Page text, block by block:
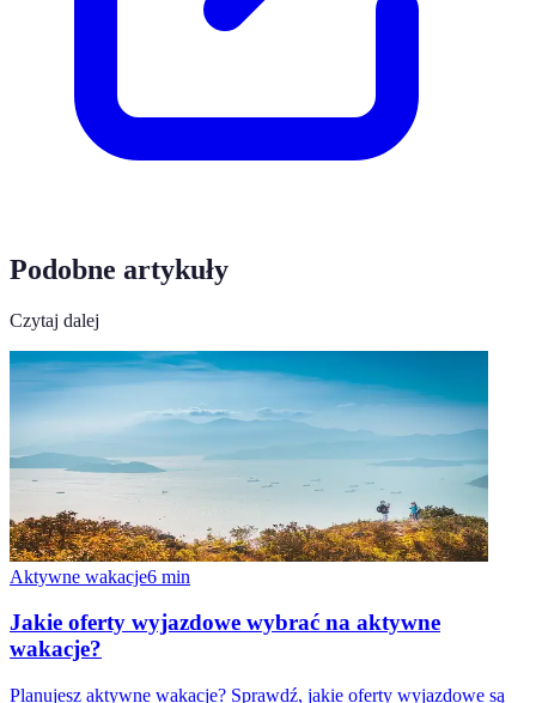
Podobne artykuły
Czytaj dalej
Aktywne wakacje6 min
Jakie oferty wyjazdowe wybrać na aktywne
wakacje?
Planujesz aktywne wakacje? Sprawdź, jakie oferty wyjazdowe są